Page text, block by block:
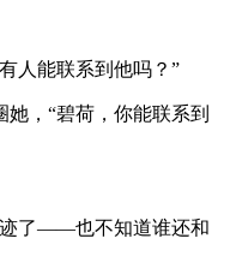
人能联系到他吗？”
，“碧荷，你能联系到
迹了——也不知道谁还和